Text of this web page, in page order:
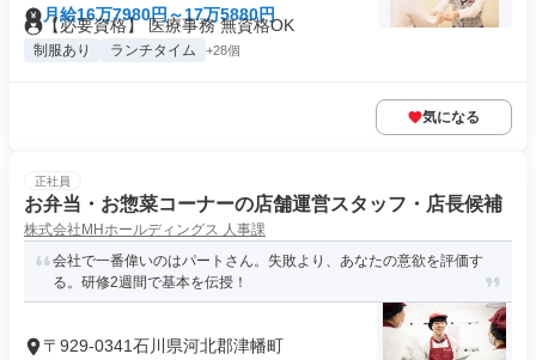
月給16万7980円～17万5880円
【必要資格】 医療事務 無資格OK
制服あり ランチタイム +28個
気になる
正社員
お弁当・お惣菜コーナーの店舗運営スタッフ・店長候補
株式会社MHホールディングス 人事課
会社で一番偉いのはパートさん。失敗より、あなたの意欲を評価す
る。研修2週間で基本を伝授！
〒929-0341石川県河北郡津幡町